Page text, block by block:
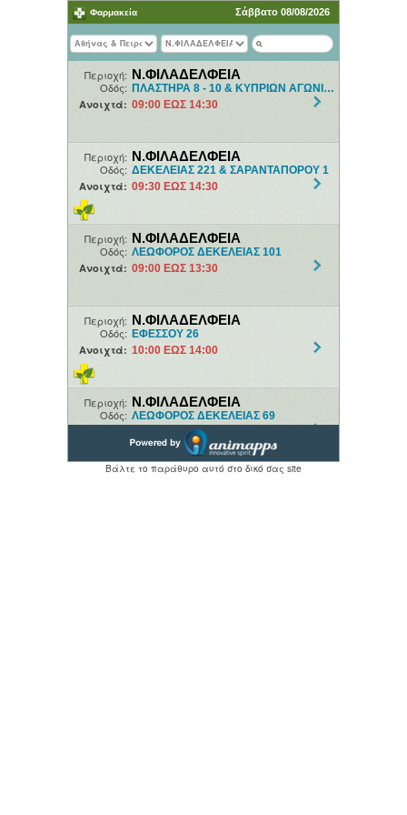
Φαρμακεία Σάββατο 08/08/2026
Περιοχή: Ν.ΦΙΛΑΔΕΛΦΕΙΑ
Οδός: ΠΛΑΣΤΗΡΑ 8 - 10 & ΚΥΠΡΙΩΝ ΑΓΩΝΙΣΤΩΝ
Ανοιχτά: 09:00 ΕΩΣ 14:30
Περιοχή: Ν.ΦΙΛΑΔΕΛΦΕΙΑ
Οδός: ΔΕΚΕΛΕΙΑΣ 221 & ΣΑΡΑΝΤΑΠΟΡΟΥ 1
Ανοιχτά: 09:30 ΕΩΣ 14:30
Περιοχή: Ν.ΦΙΛΑΔΕΛΦΕΙΑ
Οδός: ΛΕΩΦΟΡΟΣ ΔΕΚΕΛΕΙΑΣ 101
Ανοιχτά: 09:00 ΕΩΣ 13:30
Περιοχή: Ν.ΦΙΛΑΔΕΛΦΕΙΑ
Οδός: ΕΦΕΣΣΟΥ 26
Ανοιχτά: 10:00 ΕΩΣ 14:00
Περιοχή: Ν.ΦΙΛΑΔΕΛΦΕΙΑ
Οδός: ΛΕΩΦΟΡΟΣ ΔΕΚΕΛΕΙΑΣ 69
08:00 ΕΩΣ 20:00
Βάλτε το παράθυρο αυτό στο δικό σας site